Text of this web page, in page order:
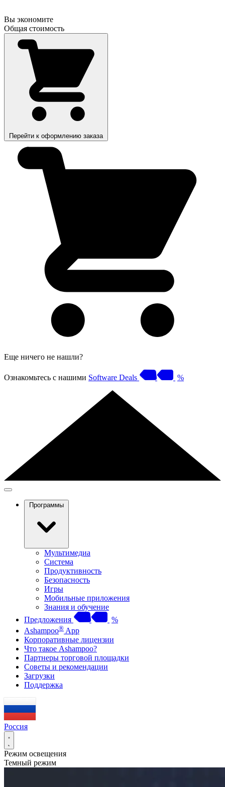
Вы экономите
Общая стоимость
Перейти к оформлению заказа
Еще ничего не нашли?
Ознакомьтесь с нашими Software Deals %
Программы
Мультимедиа
Система
Продуктивность
Безопасность
Игры
Мобильные приложения
Знания и обучение
Предложения
%
Ashampoo® App
Корпоративные лицензии
Что такое Ashampoo?
Партнеры торговой площадки
Советы и рекомендации
Загрузки
Поддержка
Россия
Режим освещения
Темный режим